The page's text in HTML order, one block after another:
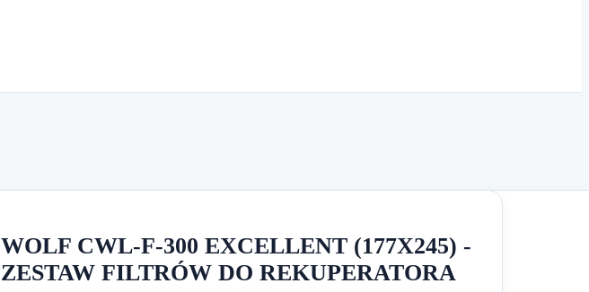
WOLF CWL-F-300 EXCELLENT (177X245) -
ZESTAW FILTRÓW DO REKUPERATORA